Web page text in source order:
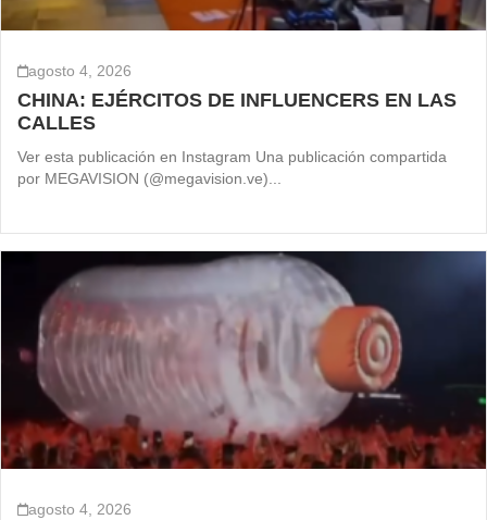
agosto 4, 2026
CHINA: EJÉRCITOS DE INFLUENCERS EN LAS
CALLES
Ver esta publicación en Instagram Una publicación compartida
por MEGAVISION (@megavision.ve)...
agosto 4, 2026